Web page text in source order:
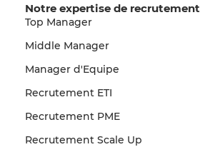
Notre expertise de recrutement
Top Manager
Middle Manager
Manager d'Equipe
Recrutement ETI
Recrutement PME
Recrutement Scale Up